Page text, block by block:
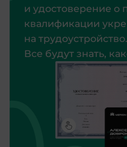
и удостоверение
квалификации
на трудоустройство.
Все будут знать,